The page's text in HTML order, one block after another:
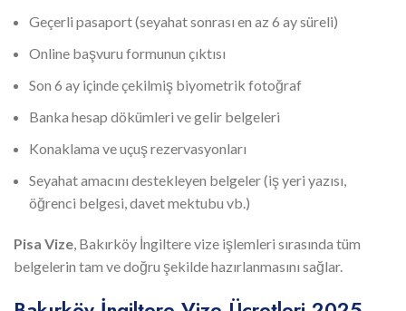
Geçerli pasaport (seyahat sonrası en az 6 ay süreli)
Online başvuru formunun çıktısı
Son 6 ay içinde çekilmiş biyometrik fotoğraf
Banka hesap dökümleri ve gelir belgeleri
Konaklama ve uçuş rezervasyonları
Seyahat amacını destekleyen belgeler (iş yeri yazısı,
öğrenci belgesi, davet mektubu vb.)
Pisa Vize, Bakırköy İngiltere vize işlemleri sırasında tüm
belgelerin tam ve doğru şekilde hazırlanmasını sağlar.